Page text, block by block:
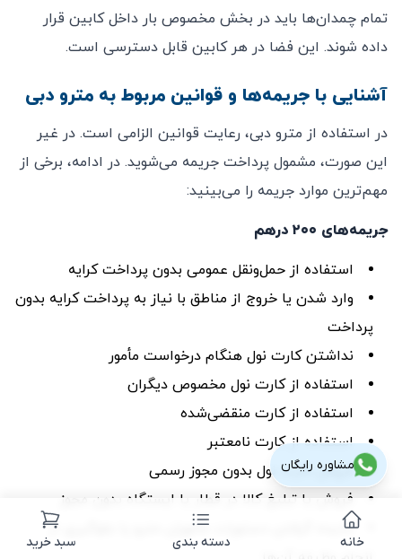
تمام چمدان‌ها باید در بخش مخصوص بار داخل کابین قرار
داده شوند. این فضا در هر کابین قابل دسترسی است.
آشنایی با جریمه‌ها و قوانین مربوط به مترو دبی
در استفاده از مترو دبی، رعایت قوانین الزامی است. در غیر
این صورت، مشمول پرداخت جریمه می‌شوید. در ادامه، برخی از
مهم‌ترین موارد جریمه را می‌بینید:
جریمه‌های ۲۰۰ درهم
استفاده از حمل‌ونقل عمومی بدون پرداخت کرایه
وارد شدن یا خروج از مناطق با نیاز به پرداخت کرایه بدون
پرداخت
نداشتن کارت نول هنگام درخواست مأمور
استفاده از کارت نول مخصوص دیگران
استفاده از کارت منقضی‌شده
استفاده از کارت نامعتبر
فروش کارت نول بدون مجوز رسمی
فروش یا تبلیغ کالا در قطار یا ایستگاه بدون مجوز
نادیده گرفتن دستورات مأموران مترو یا جلوگیری از
مشاوره رایگان
خانه دسته بندی سبد خرید